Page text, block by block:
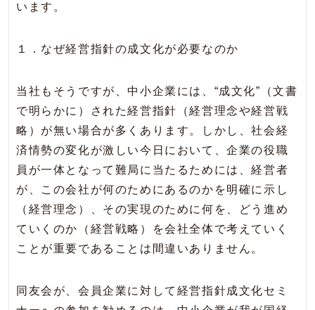
います。
１．なぜ経営指針の成文化が必要なのか
当社もそうですが、中小企業には、“成文化”（文書
で明らかに）された経営指針（経営理念や経営戦
略）が無い場合が多くあります。しかし、社会経
済情勢の変化が激しい今日において、企業の役職
員が一体となって難局に当たるためには、経営者
が、この会社が何のためにあるのかを明確に示し
（経営理念）、その実現のために何を、どう進め
ていくのか（経営戦略）を会社全体で考えていく
ことが重要であることは間違いありません。
同友会が、会員企業に対して経営指針成文化セミ